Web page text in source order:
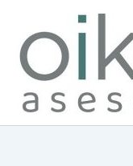
contenido